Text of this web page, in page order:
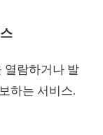
열람하거나 발
하는 서비스.